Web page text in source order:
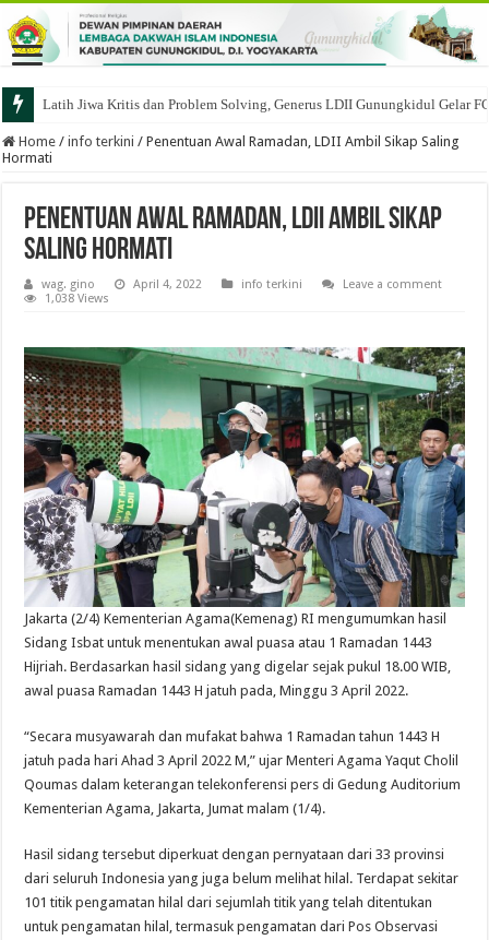
Latih Jiwa Kritis dan Problem Solving, Generus LDII Gunungkidul Gelar
Home / info terkini / Penentuan Awal Ramadan, LDII Ambil Sikap Saling
Hormati
Penentuan Awal Ramadan, LDII Ambil Sikap
Saling Hormati
wag. gino April 4, 2022 info terkini
Leave a comment
1,038 Views
Jakarta (2/4) Kementerian Agama(Kemenag) RI mengumumkan hasil
Sidang Isbat untuk menentukan awal puasa atau 1 Ramadan 1443
Hijriah. Berdasarkan hasil sidang yang digelar sejak pukul 18.00 WIB,
awal puasa Ramadan 1443 H jatuh pada, Minggu 3 April 2022.
“Secara musyawarah dan mufakat bahwa 1 Ramadan tahun 1443 H
jatuh pada hari Ahad 3 April 2022 M,” ujar Menteri Agama Yaqut Cholil
Qoumas dalam keterangan telekonferensi pers di Gedung Auditorium
Kementerian Agama, Jakarta, Jumat malam (1/4).
Hasil sidang tersebut diperkuat dengan pernyataan dari 33 provinsi
dari seluruh Indonesia yang juga belum melihat hilal. Terdapat sekitar
101 titik pengamatan hilal dari sejumlah titik yang telah ditentukan
untuk pengamatan hilal, termasuk pengamatan dari Pos Observasi